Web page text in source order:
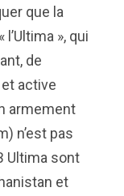
que la
», qui
de
active
armement
n’est pas
Ultima sont
et